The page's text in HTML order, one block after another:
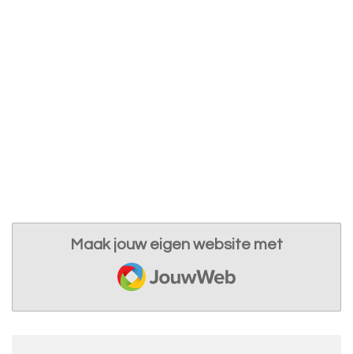
Maak jouw eigen website met
JouwWeb